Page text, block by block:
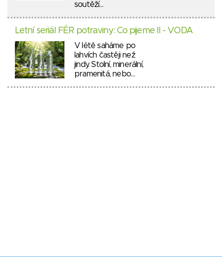
soutěží…
Letní seriál FÉR potraviny: Co pijeme II - VODA
V létě saháme po
lahvích častěji než
jindy. Stolní, minerální,
pramenitá, nebo…